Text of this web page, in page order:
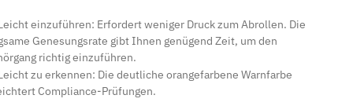
einzuführen: Erfordert weniger Druck zum Abrollen. Die
Genesungsrate gibt Ihnen genügend Zeit, um den
richtig einzuführen.
zu erkennen: Die deutliche orangefarbene Warnfarbe
Compliance-Prüfungen.